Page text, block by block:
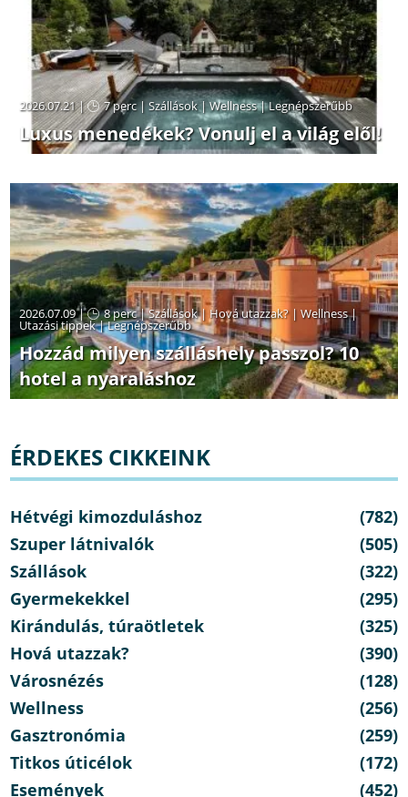
2026.07.21 | 7 perc|Szállások|Wellness|Legnépszerűbb
Luxus menedékek? Vonulj el a világ elől!
2026.07.09 | 8 perc|Szállások| Hová utazzak? |Wellness|
Utazási tippek|Legnépszerűbb
Hozzád milyen szálláshely passzol? 10
hotel a nyaraláshoz
ÉRDEKES CIKKEINK
Hétvégi kimozduláshoz
(782)
Szuper látnivalók
(505)
Szállások
(322)
Gyermekekkel
(295)
Kirándulás, túraötletek
(325)
Hová utazzak?
(390)
Városnézés
(128)
Wellness
(256)
Gasztronómia
(259)
Titkos úticélok
(172)
Események
(452)